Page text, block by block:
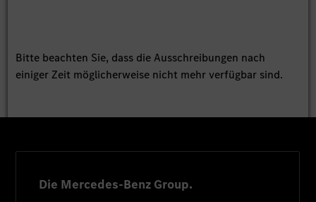
Bitte beachten Sie, dass die Ausschreibungen nach
einiger Zeit möglicherweise nicht mehr verfügbar sind.
Die Mercedes-Benz Group.